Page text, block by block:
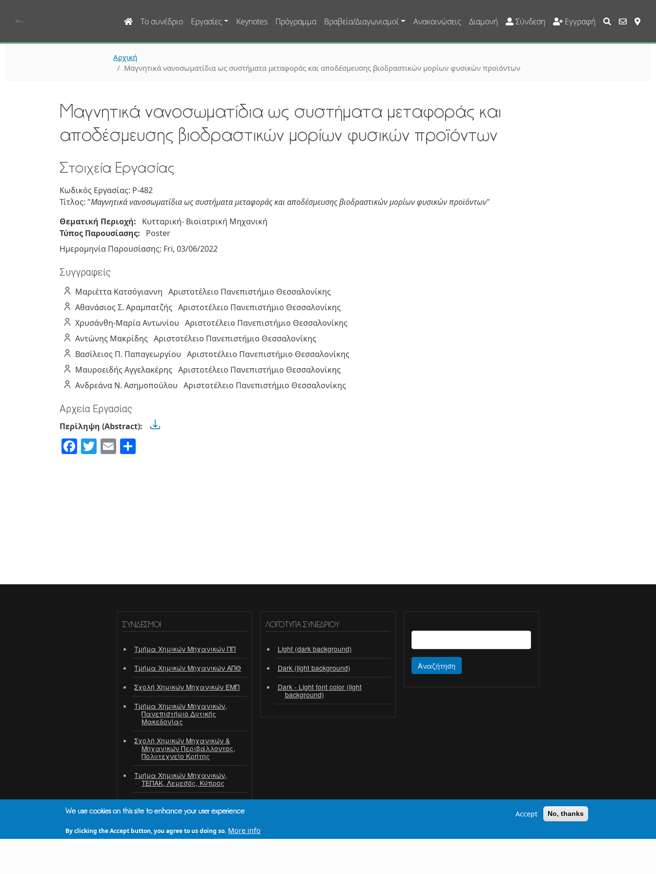
Main navigation
Το συνέδριο Εργασίες Keynotes Πρόγραμμα Βραβεία/Διαγωνισμοί Ανακοινώσεις Διαμονή User Account Custom
Σύνδεση Εγγραφή
Αρχική
Μαγνητικά νανοσωματίδια ως συστήματα μεταφοράς και αποδέσμευσης βιοδραστικών μορίων φυσικών προϊόντων
Μαγνητικά νανοσωματίδια ως συστήματα μεταφοράς και
αποδέσμευσης βιοδραστικών μορίων φυσικών προϊόντων
Στοιχεία Εργασίας
Κωδικός Εργασίας: P-482
Τίτλος: "Μαγνητικά νανοσωματίδια ως συστήματα μεταφοράς και αποδέσμευσης βιοδραστικών μορίων φυσικών προϊόντων"
Θεματική Περιοχή:
Κυτταρική- Βιοϊατρική Μηχανική
Τύπος Παρουσίασης:
Poster
Ημερομηνία Παρουσίασης: Fri, 03/06/2022
Συγγραφείς
Μαριέττα Κατσόγιαννη Αριστοτέλειο Πανεπιστήμιο Θεσσαλονίκης
Αθανάσιος Σ. Αραμπατζής Αριστοτέλειο Πανεπιστήμιο Θεσσαλονίκης
Χρυσάνθη-ΜαρίαΑντωνίου Αριστοτέλειο Πανεπιστήμιο Θεσσαλονίκης
Αντώνης Μακρίδης Αριστοτέλειο Πανεπιστήμιο Θεσσαλονίκης
Βασίλειος Π. Παπαγεωργίου Αριστοτέλειο Πανεπιστήμιο Θεσσαλονίκης
ΜαυροειδήςΑγγελακέρης Αριστοτέλειο Πανεπιστήμιο Θεσσαλονίκης
Ανδρεάνα Ν. Ασημοπούλου Αριστοτέλειο Πανεπιστήμιο Θεσσαλονίκης
Αρχεία Εργασίας
Περίληψη (Abstract):
Facebook
Twitter
Email
ΣΎΝΔΕΣΜΟΙ
Τμήμα Χημικών Μηχανικών ΠΠ
Τμήμα Χημικών Μηχανικών ΑΠΘ
Σχολή Χημικών Μηχανικών ΕΜΠ
Τμήμα Χημικών Μηχανικών,
Πανεπιστήμιο Δυτικής
Μακεδονίας
Σχολή Χημικών Μηχανικών &
Μηχανικών Περιβάλλοντος,
Πολυτεχνείο Κρήτης
Τμήμα Χημικών Μηχανικών,
ΤΕΠΑΚ, Λεμεσός, Κύπρος
ΙΤΕ / ΙΕΧΜΗ
ΠΣΧΜ
ΛΟΓΌΤΥΠΑ ΣΥΝΕΔΡΊΟΥ
Light (dark background)
Dark (light background)
Dark - Light font color (light
background)
Αναζήτηση
We use cookies on this site to enhance your user experience
By clicking the Accept button, you agree to us doing so. More info
Accept No, thanks